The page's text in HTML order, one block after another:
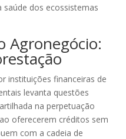
dos ecossistemas
Agronegócio:
instituições financeiras de
levanta questões
na perpetuação
oferecerem créditos sem
com a cadeia de